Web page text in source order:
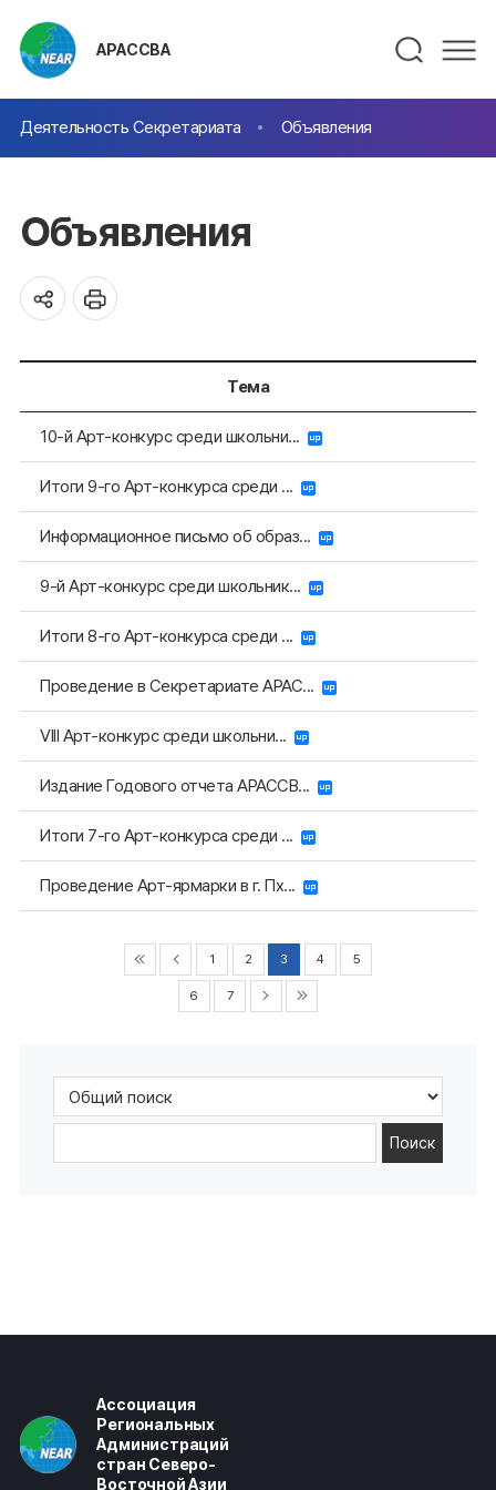
АРАССВА
Деятельность Секретариата Объявления
Объявления
Тема
10-й Арт-конкурс среди школьни...
Итоги 9-го Арт-конкурса среди ...
Информационное письмо об образ...
9-й Арт-конкурс среди школьник...
Итоги 8-го Арт-конкурса среди ...
Проведение в Секретариате АРАС...
VIII Арт-конкурс среди школьни...
Издание Годового отчета АРАССВ...
Итоги 7-го Арт-конкурса среди ...
Проведение Арт-ярмарки в г. Пх...
1 2 3 4 5
6 7
Поиск
Ассоциация
Региональных
Администраций
стран Северо-
Восточной Азии